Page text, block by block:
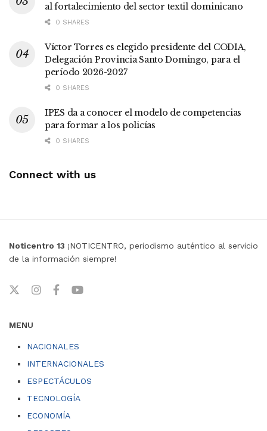
al fortalecimiento del sector textil dominicano
0 SHARES
Víctor Torres es elegido presidente del CODIA,
Delegación Provincia Santo Domingo, para el
período 2026-2027
0 SHARES
IPES da a conocer el modelo de competencias
para formar a los policías
0 SHARES
Connect with us
Noticentro 13 ¡NOTICENTRO, periodismo auténtico al servicio
de la información siempre!
MENU
NACIONALES
INTERNACIONALES
ESPECTÁCULOS
TECNOLOGÍA
ECONOMÍA